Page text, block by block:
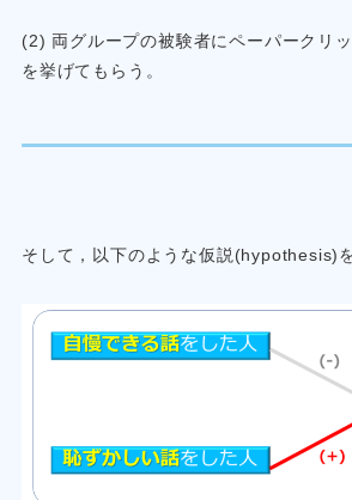
(2) 両グループの被験者にペーパークリ
を挙げてもらう。
そして，以下のような仮説(hypothesis)